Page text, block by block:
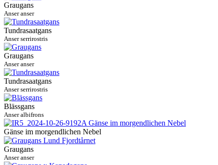
Graugans
Anser anser
Tundrasaatgans
Anser serrirostris
Graugans
Anser anser
Tundrasaatgans
Anser serrirostris
Blässgans
Anser albifrons
Gänse im morgendlichen Nebel
Graugans
Anser anser